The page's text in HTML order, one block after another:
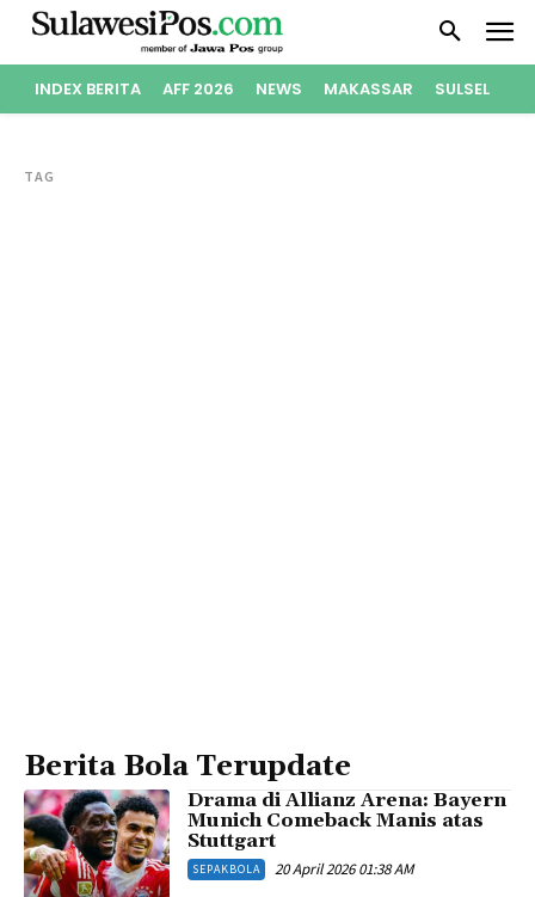
INDEX BERITA AFF 2026 NEWS MAKASSAR SULSEL
TAG
Berita Bola Terupdate
Drama di Allianz Arena: Bayern
Munich Comeback Manis atas
Stuttgart
SEPAKBOLA 20 April 2026 01:38 AM